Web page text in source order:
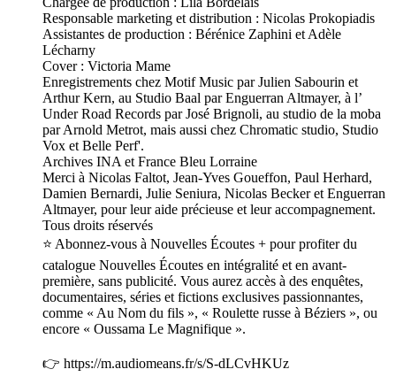
Responsable marketing et distribution : Nicolas Prokopiadis
Assistantes de production : Bérénice Zaphini et Adèle
Lécharny
Cover : Victoria Mame
Enregistrements chez Motif Music par Julien Sabourin et
Arthur Kern, au Studio Baal par Enguerran Altmayer, à l’
Under Road Records par José Brignoli, au studio de la moba
par Arnold Metrot, mais aussi chez Chromatic studio, Studio
Vox et Belle Perf'.
Archives INA et France Bleu Lorraine
Merci à Nicolas Faltot, Jean-Yves Goueffon, Paul Herhard,
Damien Bernardi, Julie Seniura, Nicolas Becker et Enguerran
Altmayer, pour leur aide précieuse et leur accompagnement.
Tous droits réservés
⭐️ Abonnez-vous à Nouvelles Écoutes + pour profiter du
catalogue Nouvelles Écoutes en intégralité et en avant-
première, sans publicité. Vous aurez accès à des enquêtes,
documentaires, séries et fictions exclusives passionnantes,
comme « Au Nom du fils », « Roulette russe à Béziers », ou
encore « Oussama Le Magnifique ».
👉 https://m.audiomeans.fr/s/S-dLCvHKUz